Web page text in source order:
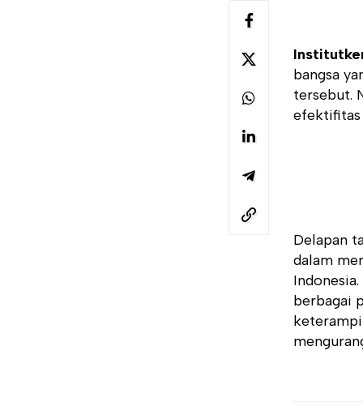
bangsa
tersebut.
efektifitas
Delapan
dalam
berbagai